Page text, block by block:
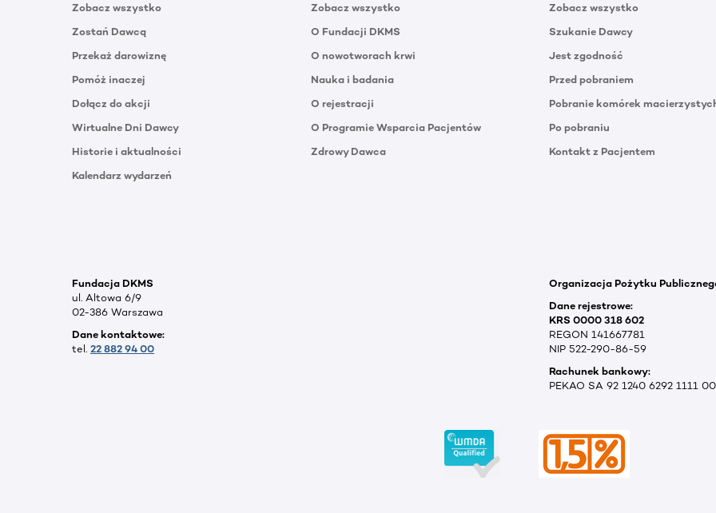
Zobacz wszystko
Zostań Dawcą
Przekaż darowiznę
Pomóż inaczej
Dołącz do akcji
Wirtualne Dni Dawcy
Historie i aktualności
Kalendarz wydarzeń
Zobacz wszystko
O Fundacji DKMS
O nowotworach krwi
Nauka i badania
O rejestracji
O Programie Wsparcia Pacjentów
Zdrowy Dawca
Zobacz wszystko
Szukanie Dawcy
Jest zgodność
Przed pobraniem
Pobranie komórek
Po pobraniu
Kontakt z Pacjentem
Fundacja DKMS
ul. Altowa 6/9
02-386 Warszawa
Dane kontaktowe:
tel. 22 882 94 00
Organizacja Pożytku
Dane rejestrowe:
KRS 0000 318 602
REGON 141667781
NIP 522-290-86-59
Rachunek bankowy:
PEKAO SA 92 1240 6292 1111